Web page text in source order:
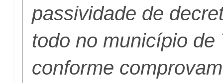
passividade de
todo no município de
conforme